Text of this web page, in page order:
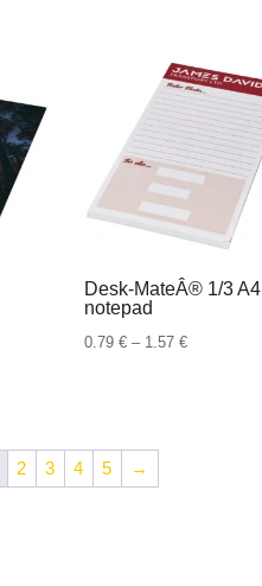
Desk-MateÂ® 1/3 A4
notepad
0.79€ – 1.57€Raspon
2 3 4 5 →